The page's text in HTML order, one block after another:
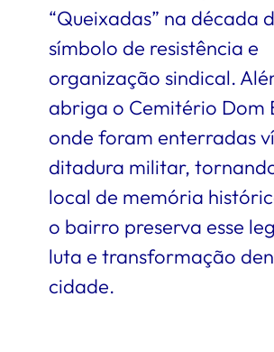
“Queixadas” na década
símbolo de resistência e
organização sindical.
abriga o Cemitério Dom
onde foram enterradas
ditadura militar,
local de memória
o bairro preserva esse
luta e transformação
cidade.